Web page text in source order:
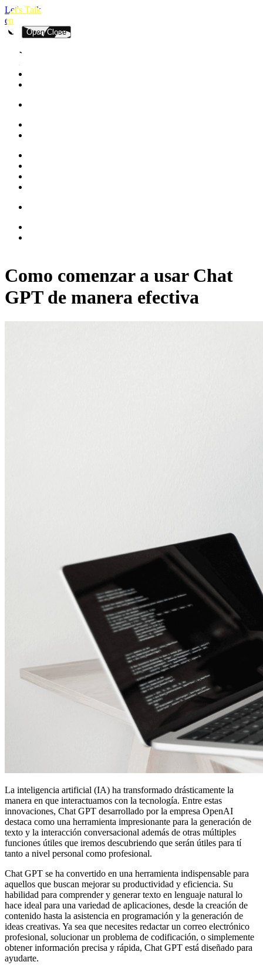
Let's Talk
en
Open Close
Como comenzar a usar Chat
GPT de manera efectiva
La inteligencia artificial (IA) ha transformado drásticamente la
manera en que interactuamos con la tecnología. Entre estas
innovaciones, Chat GPT desarrollado por la empresa OpenAI
destaca como una herramienta impresionante para la generación de
texto y la interacción conversacional además de otras múltiples
funciones útiles que iremos descubriendo que serán útiles para tí
tanto a nivel personal como profesional.
Chat GPT se ha convertido en una herramienta indispensable para
aquellos que buscan mejorar su productividad y eficiencia. Su
habilidad para comprender y generar texto en lenguaje natural lo
hace ideal para una variedad de aplicaciones, desde la creación de
contenido hasta la asistencia en programación y la generación de
ideas creativas. Ya sea que necesites redactar un correo electrónico
profesional, solucionar un problema de codificación, o simplemente
obtener información precisa y rápida, Chat GPT está diseñado para
ayudarte.